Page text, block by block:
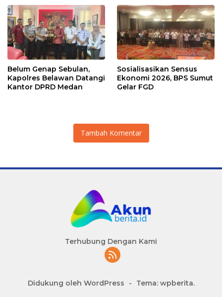
Belum Genap Sebulan,
Kapolres Belawan Datangi
Kantor DPRD Medan
Sosialisasikan Sensus
Ekonomi 2026, BPS Sumut
Gelar FGD
Tambah Komentar
Terhubung Dengan Kami
Didukung oleh WordPress - Tema: wpberita.